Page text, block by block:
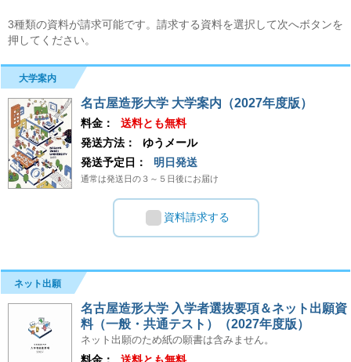
3種類の資料が請求可能です。請求する資料を選択して次へボタンを
押してください。
大学案内
名古屋造形大学 大学案内（2027年度版）
料金：
送料とも無料
発送方法：
ゆうメール
発送予定日：
明日発送
通常は発送日の３～５日後にお届け
資料請求する
ネット出願
名古屋造形大学 入学者選抜要項＆ネット出願資
料（一般・共通テスト）（2027年度版）
ネット出願のため紙の願書は含みません。
料金：
送料とも無料